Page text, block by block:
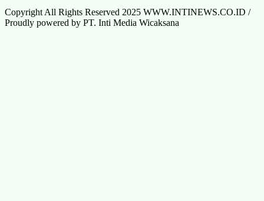
Copyright All Rights Reserved 2025 WWW.INTINEWS.CO.ID /
Proudly powered by PT. Inti Media Wicaksana